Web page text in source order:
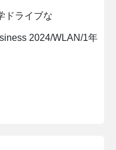
ドライブな
2024/WLAN/1年